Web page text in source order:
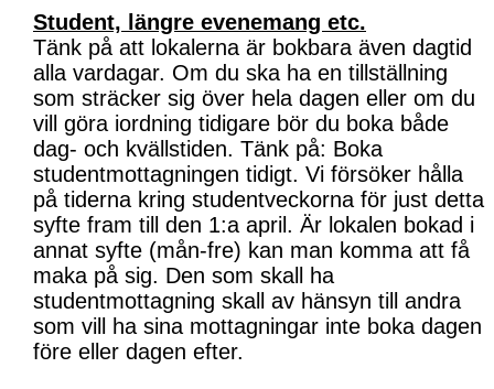
Student, längre evenemang etc.
Tänk på att lokalerna är bokbara även dagtid
alla vardagar. Om du ska ha en tillställning
som sträcker sig över hela dagen eller om du
vill göra iordning tidigare bör du boka både
dag- och kvällstiden. Tänk på: Boka
studentmottagningen tidigt. Vi försöker hålla
på tiderna kring studentveckorna för just detta
syfte fram till den 1:a april. Är lokalen bokad i
annat syfte (mån-fre) kan man komma att få
maka på sig. Den som skall ha
studentmottagning skall av hänsyn till andra
som vill ha sina mottagningar inte boka dagen
före eller dagen efter.